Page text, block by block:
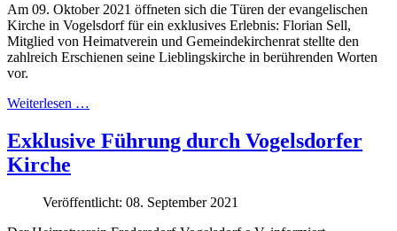
Am 09. Oktober 2021 öffneten sich die Türen der evangelischen
Kirche in Vogelsdorf für ein exklusives Erlebnis: Florian Sell,
Mitglied von Heimatverein und Gemeindekirchenrat stellte den
zahlreich Erschienen seine Lieblingskirche in berührenden Worten
vor.
Weiterlesen …
Exklusive Führung durch Vogelsdorfer
Kirche
Veröffentlicht: 08. September 2021